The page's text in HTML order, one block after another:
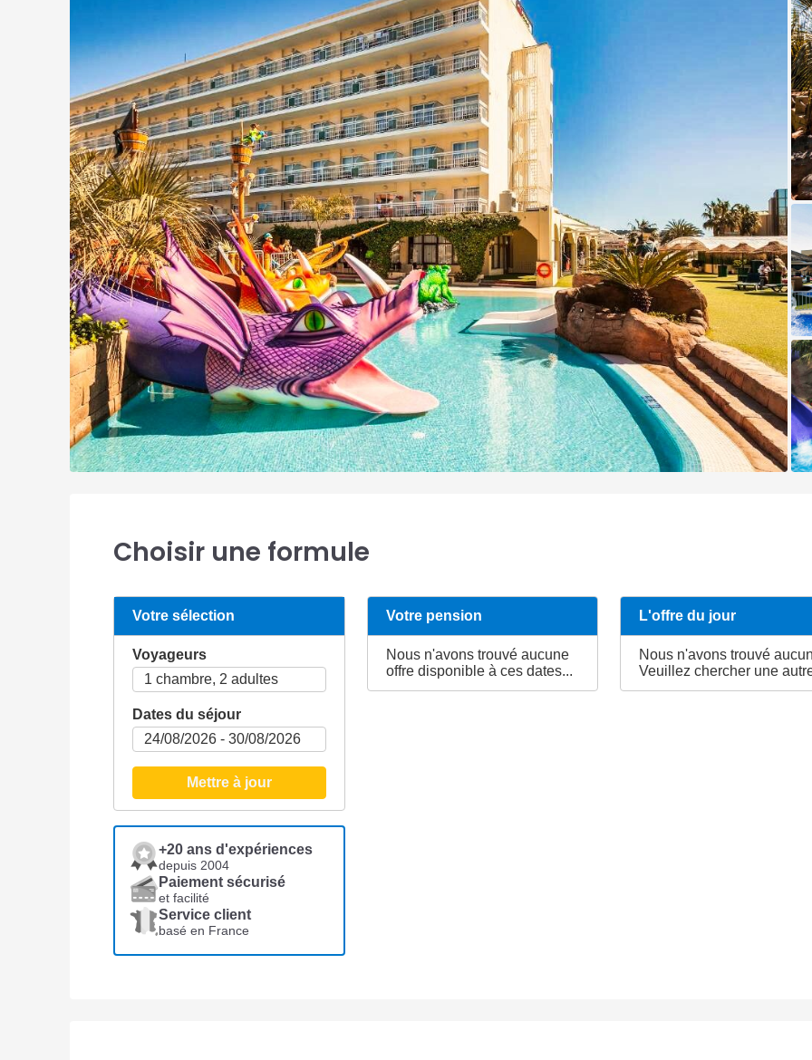
Choisir une formule
Votre sélection
Voyageurs
Dates du séjour
Mettre à jour
+20 ans d'expériences
depuis 2004
Paiement sécurisé
et facilité
Service client
basé en France
Votre pension
Nous n'avons trouvé aucune
offre disponible à ces dates...
L'offre du jour
Nous n'avons trouvé
Veuillez chercher une